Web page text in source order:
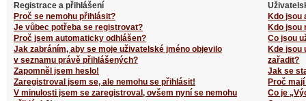
Registrace a přihlášení
Proč se nemohu přihlásit?
Je vůbec potřeba se registrovat?
Proč jsem automaticky odhlášen?
Jak zabráním, aby se moje uživatelské jméno objevilo
v seznamu právě přihlášených?
Zapomněl jsem heslo!
Zaregistroval jsem se, ale nemohu se přihlásit!
V minulosti jsem se zaregistroval, ovšem nyní se nemohu
Kdo jsou
Kdo jsou
Co jsou
Kde jsou
zařadit?
Jak se
Proč
Co je